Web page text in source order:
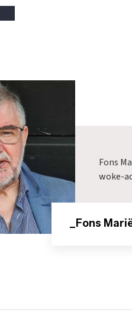
Fons
woke-
_Fons